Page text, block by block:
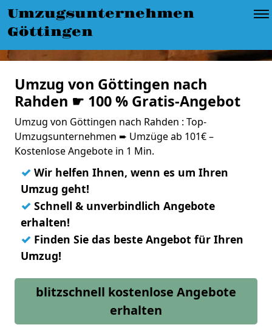
Umzugsunternehmen
Göttingen
Umzug von Göttingen nach
Rahden ☛ 100 % Gratis-Angebot
Umzug von Göttingen nach Rahden : Top-
Umzugsunternehmen ➨ Umzüge ab 101€ –
Kostenlose Angebote in 1 Min.
✓ Wir helfen Ihnen, wenn es um Ihren
Umzug geht!
✓ Schnell & unverbindlich Angebote
erhalten!
✓ Finden Sie das beste Angebot für Ihren
Umzug!
blitzschnell kostenlose Angebote
erhalten